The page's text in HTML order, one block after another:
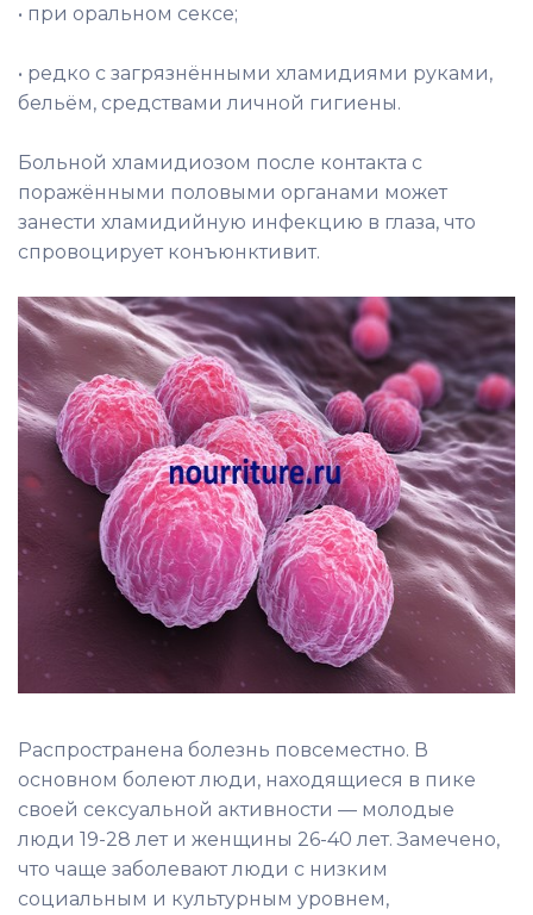
• при оральном сексе;
• редко с загрязнёнными хламидиями руками,
бельём, средствами личной гигиены.
Больной хламидиозом после контакта с
поражёнными половыми органами может
занести хламидийную инфекцию в глаза, что
спровоцирует конъюнктивит.
Распространена болезнь повсеместно. В
основном болеют люди, находящиеся в пике
своей сексуальной активности — молодые
люди 19-28 лет и женщины 26-40 лет. Замечено,
что чаще заболевают люди с низким
социальным и культурным уровнем,